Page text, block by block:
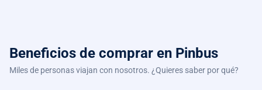
Beneficios de comprar en Pinbus
Miles de personas viajan con nosotros. ¿Quieres saber por qué?